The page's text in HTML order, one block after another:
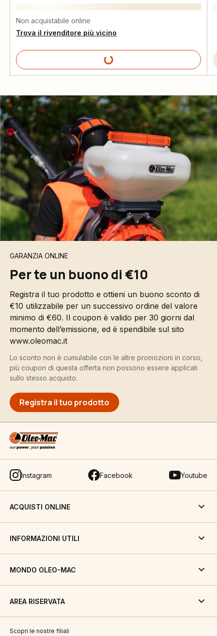
Non acquistabile online
Trova il rivenditore più vicino
GARANZIA ONLINE
Per te un buono di €10
Registra il tuo prodotto e ottieni un buono sconto di
€10 utilizzabile per un successivo ordine del valore
minimo di €60. Il coupon è valido per 30 giorni dal
momento dell’emissione, ed è spendibile sul sito
www.oleomac.it
Lo sconto non è cumulabile con le altre promozioni in corso,
più coupon di questa offerta non possono essere applicati
sullo stesso acquisto.
Registra il tuo prodotto
Instagram Facebook Youtube
ACQUISTI ONLINE
INFORMAZIONI UTILI
MONDO OLEO-MAC
AREA RISERVATA
Scopri le nostre filiali